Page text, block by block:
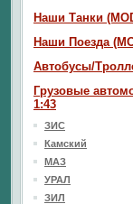
Наши Танки
Наши Поезда
Автобусы/
Грузовые
1:43
ЗИС
Камский
МАЗ
УРАЛ
ЗИЛ